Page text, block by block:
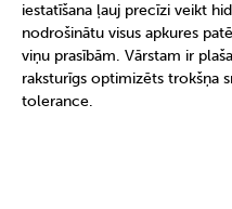
iestatīšana ļauj precīzi veikt
nodrošinātu visus apkures
viņu prasībām. Vārstam ir
raksturīgs optimizēts trokšņa
tolerance.